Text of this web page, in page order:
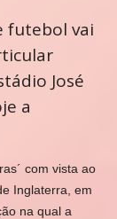
futebol vai
José
a
com vista ao
Inglaterra, em
na qual a